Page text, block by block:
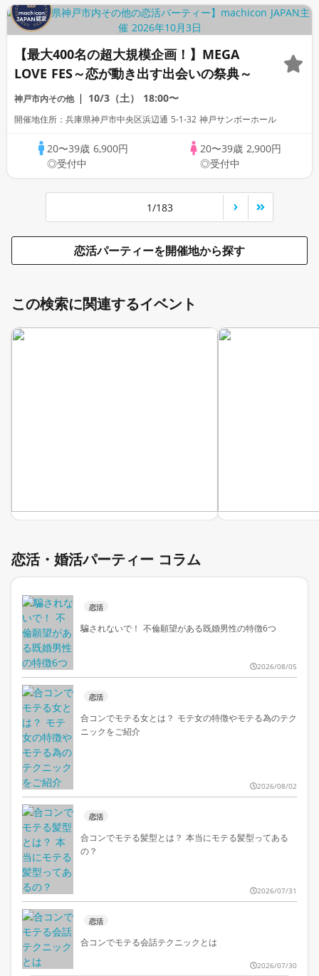
【最大400名の超大規模企画！】MEGA
LOVE FES～恋が動き出す出会いの祭典～
神戸市内その他 10/3（土） 18:00〜
開催地住所：兵庫県神戸市中央区浜辺通 5-1-32 神戸サンボーホール
20〜39歳 6,900円
◎受付中
20〜39歳 2,900円
◎受付中
1/183
恋活パーティーを開催地から探す
この検索に関連するイベント
恋活・婚活パーティー コラム
恋活
騙されないで！ 不倫願望がある既婚男性の特徴6つ
2026/08/05
恋活
合コンでモテる女とは？ モテ女の特徴やモテる為のテク
ニックをご紹介
2026/08/02
恋活
合コンでモテる髪型とは？ 本当にモテる髪型ってある
の？
2026/07/31
恋活
合コンでモテる会話テクニックとは
2026/07/30